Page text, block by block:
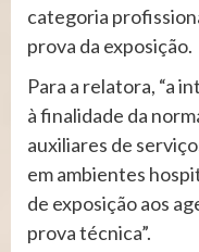
categoria
prova da exposição.
Para a relatora, “a
à finalidade da
auxiliares de
em ambientes
de exposição aos
prova técnica”.